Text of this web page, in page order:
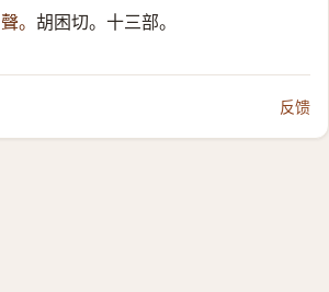
聲。 胡困切。十三部。
反馈